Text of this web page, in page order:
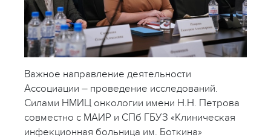
Важное направление деятельности
Ассоциации – проведение исследований.
Силами НМИЦ онкологии имени Н.Н. Петрова
совместно с МАИР и СПб ГБУЗ «Клиническая
инфекционная больница им. Боткина»